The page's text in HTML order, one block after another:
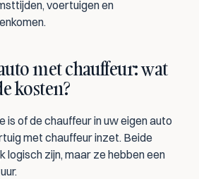
voertuigen en
met chauffeur: wat
kosten?
is of de chauffeur in uw eigen auto
met chauffeur inzet. Beide
logisch zijn, maar ze hebben een